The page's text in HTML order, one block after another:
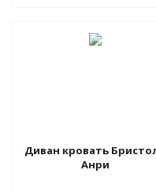
Диван кровать
Анри